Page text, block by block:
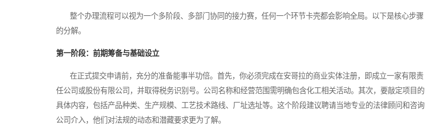
整个办理流程可以视为一个多阶段、多部门协同的接力赛，任何一个环节卡壳都会影响全局。以下是核心步骤
的分解。
第一阶段：前期筹备与基础设立
在正式提交申请前，充分的准备能事半功倍。首先，你必须完成在安哥拉的商业实体注册，即成立一家有限责
任公司或股份有限公司，并取得税务识别号。公司名称和经营范围需明确包含化工相关活动。其次，要敲定项目的
具体内容，包括产品种类、生产规模、工艺技术路线、厂址选址等。这个阶段建议聘请当地专业的法律顾问和咨询
公司介入，他们对法规的动态和潜藏要求更为了解。